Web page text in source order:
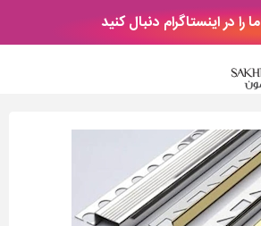
ما را در اینستاگرام دنبال کنید